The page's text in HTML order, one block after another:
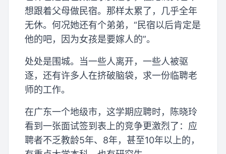
想跟着父母做民宿。那样太累了，几乎全年
无休。何况她还有个弟弟，“民宿以后肯定是
他的吧，因为女孩是要嫁人的”。
处处是围城。当一些人离开，一些人被驱
逐，还有许多人在挤破脑袋，求一份临聘老
师的工作。
在广东一个地级市，这学期应聘时，陈晓玲
看到一张面试签到表上的竞争更激烈了：应
聘者不乏教龄5年、8年，甚至10年以上的，